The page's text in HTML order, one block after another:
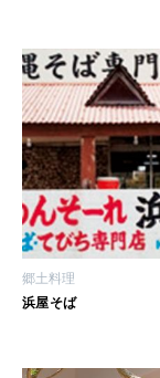
郷土料理
浜屋そば